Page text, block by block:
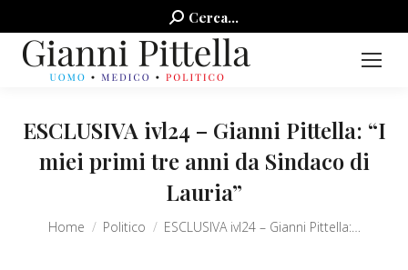
Search:
Cerca...
ESCLUSIVA ivl24 – Gianni Pittella: “I
miei primi tre anni da Sindaco di
Lauria”
You are here:
Home Politico ESCLUSIVA ivl24 – Gianni Pittella:…